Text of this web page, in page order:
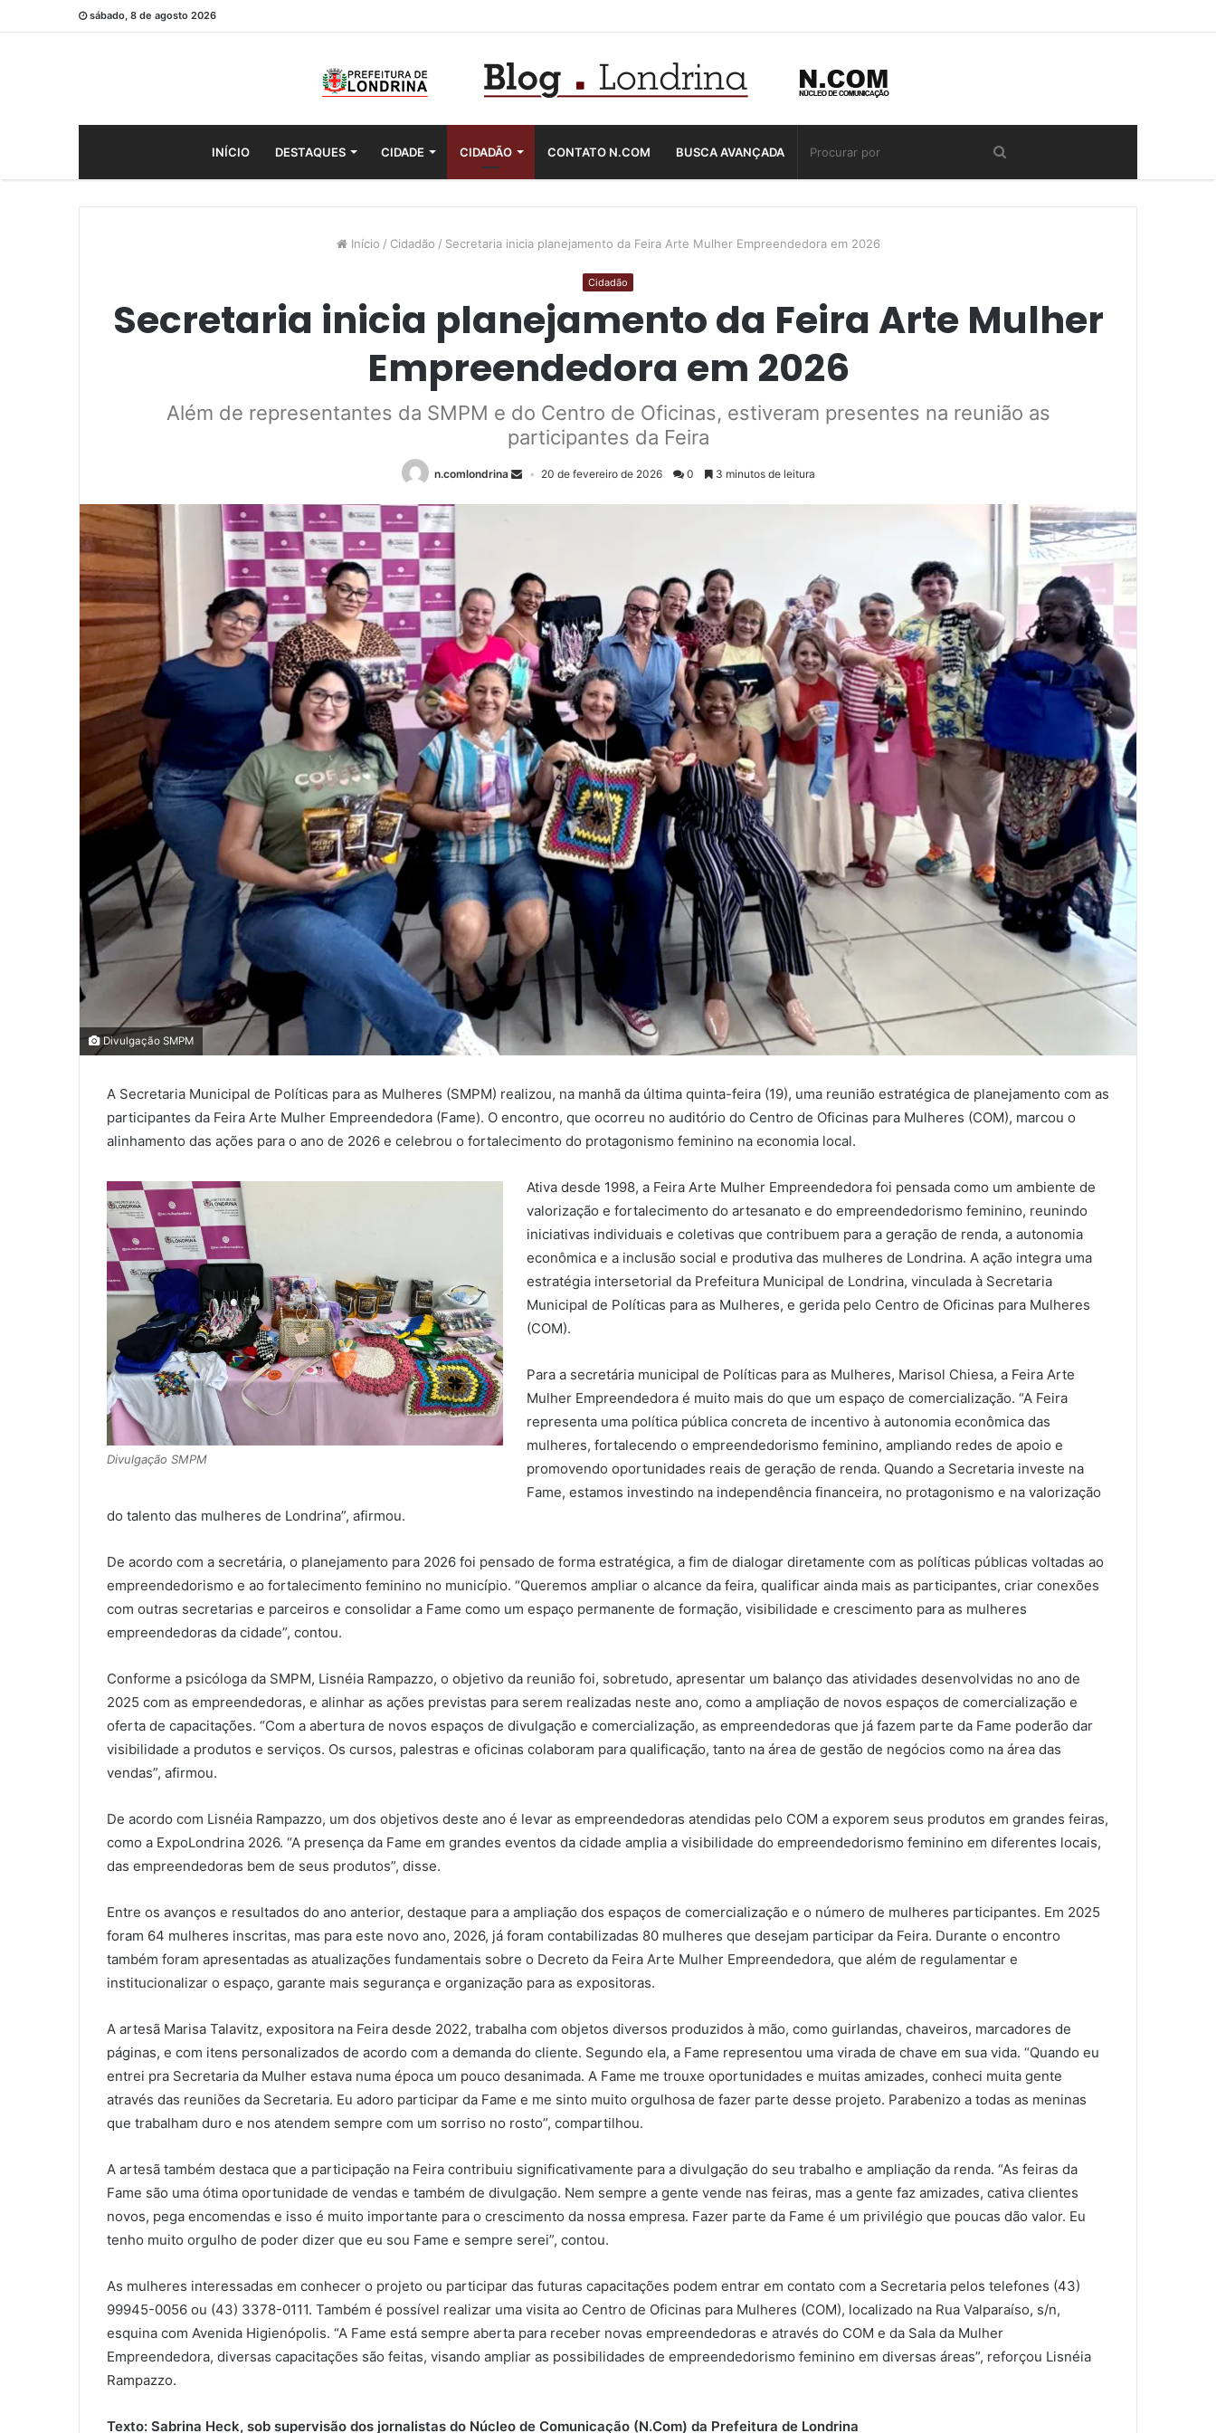
sábado, 8 de agosto 2026
INÍCIO DESTAQUES CIDADE CIDADÃO CONTATO N.COM BUSCA AVANÇADA
Início / Cidadão / Secretaria inicia planejamento da Feira Arte Mulher Empreendedora em 2026
Cidadão
Secretaria inicia planejamento da Feira Arte Mulher
Empreendedora em 2026
Além de representantes da SMPM e do Centro de Oficinas, estiveram presentes na reunião as
participantes da Feira
n.comlondrina 20 de fevereiro de 2026 0 3 minutos de leitura
Divulgação SMPM
A Secretaria Municipal de Políticas para as Mulheres (SMPM) realizou, na manhã da última quinta-feira (19), uma reunião estratégica de planejamento com as
participantes da Feira Arte Mulher Empreendedora (Fame). O encontro, que ocorreu no auditório do Centro de Oficinas para Mulheres (COM), marcou o
alinhamento das ações para o ano de 2026 e celebrou o fortalecimento do protagonismo feminino na economia local.
Divulgação SMPM
Ativa desde 1998, a Feira Arte Mulher Empreendedora foi pensada como um ambiente de
valorização e fortalecimento do artesanato e do empreendedorismo feminino, reunindo
iniciativas individuais e coletivas que contribuem para a geração de renda, a autonomia
econômica e a inclusão social e produtiva das mulheres de Londrina. A ação integra uma
estratégia intersetorial da Prefeitura Municipal de Londrina, vinculada à Secretaria
Municipal de Políticas para as Mulheres, e gerida pelo Centro de Oficinas para Mulheres
(COM).
Para a secretária municipal de Políticas para as Mulheres, Marisol Chiesa, a Feira Arte
Mulher Empreendedora é muito mais do que um espaço de comercialização. “A Feira
representa uma política pública concreta de incentivo à autonomia econômica das
mulheres, fortalecendo o empreendedorismo feminino, ampliando redes de apoio e
promovendo oportunidades reais de geração de renda. Quando a Secretaria investe na
Fame, estamos investindo na independência financeira, no protagonismo e na valorização
do talento das mulheres de Londrina”, afirmou.
De acordo com a secretária, o planejamento para 2026 foi pensado de forma estratégica, a fim de dialogar diretamente com as políticas públicas voltadas ao
empreendedorismo e ao fortalecimento feminino no município. “Queremos ampliar o alcance da feira, qualificar ainda mais as participantes, criar conexões
com outras secretarias e parceiros e consolidar a Fame como um espaço permanente de formação, visibilidade e crescimento para as mulheres
empreendedoras da cidade”, contou.
Conforme a psicóloga da SMPM, Lisnéia Rampazzo, o objetivo da reunião foi, sobretudo, apresentar um balanço das atividades desenvolvidas no ano de
2025 com as empreendedoras, e alinhar as ações previstas para serem realizadas neste ano, como a ampliação de novos espaços de comercialização e
oferta de capacitações. “Com a abertura de novos espaços de divulgação e comercialização, as empreendedoras que já fazem parte da Fame poderão dar
visibilidade a produtos e serviços. Os cursos, palestras e oficinas colaboram para qualificação, tanto na área de gestão de negócios como na área das
vendas”, afirmou.
De acordo com Lisnéia Rampazzo, um dos objetivos deste ano é levar as empreendedoras atendidas pelo COM a exporem seus produtos em grandes feiras,
como a ExpoLondrina 2026. “A presença da Fame em grandes eventos da cidade amplia a visibilidade do empreendedorismo feminino em diferentes locais,
das empreendedoras bem de seus produtos”, disse.
Entre os avanços e resultados do ano anterior, destaque para a ampliação dos espaços de comercialização e o número de mulheres participantes. Em 2025
foram 64 mulheres inscritas, mas para este novo ano, 2026, já foram contabilizadas 80 mulheres que desejam participar da Feira. Durante o encontro
também foram apresentadas as atualizações fundamentais sobre o Decreto da Feira Arte Mulher Empreendedora, que além de regulamentar e
institucionalizar o espaço, garante mais segurança e organização para as expositoras.
A artesã Marisa Talavitz, expositora na Feira desde 2022, trabalha com objetos diversos produzidos à mão, como guirlandas, chaveiros, marcadores de
páginas, e com itens personalizados de acordo com a demanda do cliente. Segundo ela, a Fame representou uma virada de chave em sua vida. “Quando eu
entrei pra Secretaria da Mulher estava numa época um pouco desanimada. A Fame me trouxe oportunidades e muitas amizades, conheci muita gente
através das reuniões da Secretaria. Eu adoro participar da Fame e me sinto muito orgulhosa de fazer parte desse projeto. Parabenizo a todas as meninas
que trabalham duro e nos atendem sempre com um sorriso no rosto”, compartilhou.
A artesã também destaca que a participação na Feira contribuiu significativamente para a divulgação do seu trabalho e ampliação da renda. “As feiras da
Fame são uma ótima oportunidade de vendas e também de divulgação. Nem sempre a gente vende nas feiras, mas a gente faz amizades, cativa clientes
novos, pega encomendas e isso é muito importante para o crescimento da nossa empresa. Fazer parte da Fame é um privilégio que poucas dão valor. Eu
tenho muito orgulho de poder dizer que eu sou Fame e sempre serei”, contou.
As mulheres interessadas em conhecer o projeto ou participar das futuras capacitações podem entrar em contato com a Secretaria pelos telefones (43)
99945-0056 ou (43) 3378-0111. Também é possível realizar uma visita ao Centro de Oficinas para Mulheres (COM), localizado na Rua Valparaíso, s/n,
esquina com Avenida Higienópolis. “A Fame está sempre aberta para receber novas empreendedoras e através do COM e da Sala da Mulher
Empreendedora, diversas capacitações são feitas, visando ampliar as possibilidades de empreendedorismo feminino em diversas áreas”, reforçou Lisnéia
Rampazzo.
Texto: Sabrina Heck, sob supervisão dos jornalistas do Núcleo de Comunicação (N.Com) da Prefeitura de Londrina